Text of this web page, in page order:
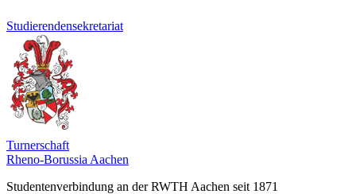
Studierendensekretariat
Turnerschaft
Rheno-Borussia Aachen
Studentenverbindung an der RWTH Aachen seit 1871